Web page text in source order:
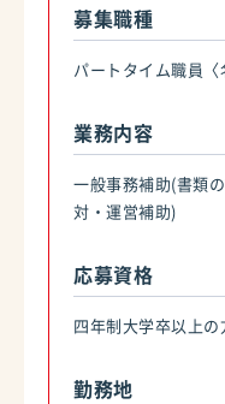
募集職種
パートタイム職員〈
業務内容
一般事務補助(書類
対・運営補助)
応募資格
四年制大学卒以上
勤務地